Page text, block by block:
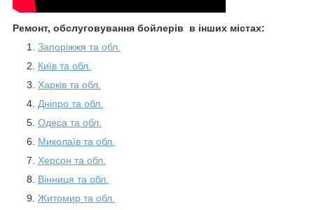
Ремонт, обслуговування бойлерів в інших містах:
Запоріжжя та обл.
Київ та обл.
Харків та обл.
Дніпро та обл.
Одеса та обл.
Миколаїв та обл.
Херсон та обл.
Вінниця та обл.
Житомир та обл.